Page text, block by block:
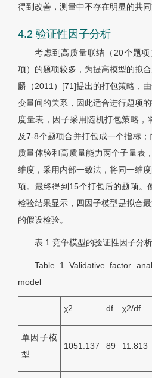
得到改善，测量中不存在明显的共同
4.2 验证性因子分析
考虑到高质量联结（20个题
项）的题项较多，为提高模型的拟
麟（2011）[71]提出的打包策略，
变量间的关系，因此适合进行题项
度量表，因子采用随机打包策略，
及7-8个题项合并打包成一个指标
质量体验和高质量能力两个子量表
维度，采用内部一致法，将同一维
项。最终得到15个打包后的题项。
检验结果显示，四因子模型是拟合
的假设检验。
表 1 竞争模型的验证性因子分析
Table 1Validative factor
model
χ2 df χ2/df
单因子模
型
1051.137 89 11.813